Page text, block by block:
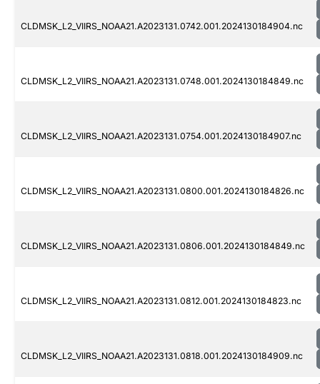
CLDMSK_L2_VIIRS_NOAA21.A2023131.0742.001.2024130184904.nc
CLDMSK_L2_VIIRS_NOAA21.A2023131.0748.001.2024130184849.nc
CLDMSK_L2_VIIRS_NOAA21.A2023131.0754.001.2024130184907.nc
CLDMSK_L2_VIIRS_NOAA21.A2023131.0800.001.2024130184826.nc
CLDMSK_L2_VIIRS_NOAA21.A2023131.0806.001.2024130184849.nc
CLDMSK_L2_VIIRS_NOAA21.A2023131.0812.001.2024130184823.nc
CLDMSK_L2_VIIRS_NOAA21.A2023131.0818.001.2024130184909.nc